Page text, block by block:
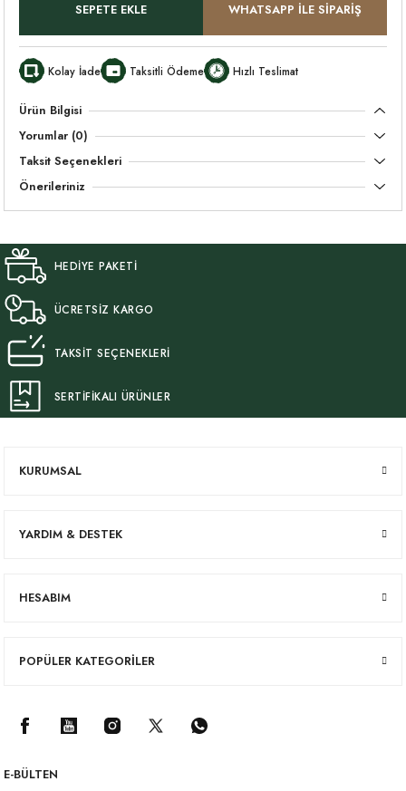
SEPETE EKLE WHATSAPP İLE SİPARİŞ
Kolay İade Taksitli Ödeme Hızlı Teslimat
Ürün Bilgisi
Yorumlar (0)
Taksit Seçenekleri
Önerileriniz
HEDİYE PAKETİ
ÜCRETSİZ KARGO
TAKSİT SEÇENEKLERİ
SERTİFİKALI ÜRÜNLER
KURUMSAL
YARDIM & DESTEK
HESABIM
POPÜLER KATEGORİLER
E-BÜLTEN